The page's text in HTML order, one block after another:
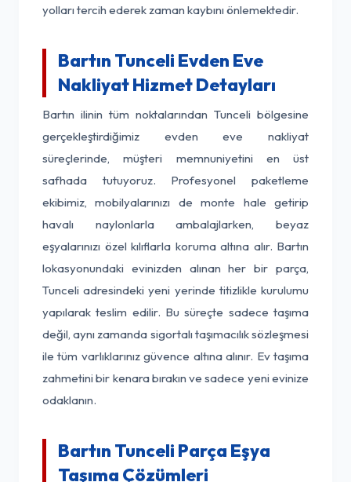
yolları tercih ederek zaman kaybını önlemektedir.
Bartın Tunceli Evden Eve
Nakliyat Hizmet Detayları
Bartın ilinin tüm noktalarından Tunceli bölgesine
gerçekleştirdiğimiz evden eve nakliyat
süreçlerinde, müşteri memnuniyetini en üst
safhada tutuyoruz. Profesyonel paketleme
ekibimiz, mobilyalarınızı de monte hale getirip
havalı naylonlarla ambalajlarken, beyaz
eşyalarınızı özel kılıflarla koruma altına alır. Bartın
lokasyonundaki evinizden alınan her bir parça,
Tunceli adresindeki yeni yerinde titizlikle kurulumu
yapılarak teslim edilir. Bu süreçte sadece taşıma
değil, aynı zamanda sigortalı taşımacılık sözleşmesi
ile tüm varlıklarınız güvence altına alınır. Ev taşıma
zahmetini bir kenara bırakın ve sadece yeni evinize
odaklanın.
Bartın Tunceli Parça Eşya
Taşıma Çözümleri